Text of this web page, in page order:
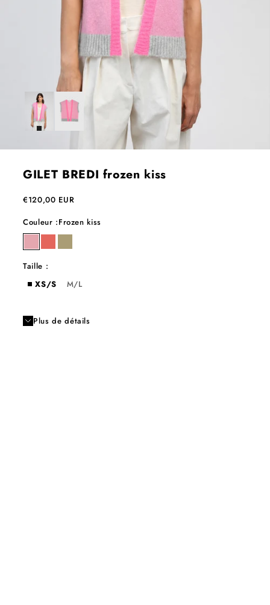
GILET BREDI frozen kiss
Prix de vente
€120,00 EUR
Couleur :Frozen kiss
frozen kiss
peachsable
Taille :
XS/S
M/L
Plus de détails